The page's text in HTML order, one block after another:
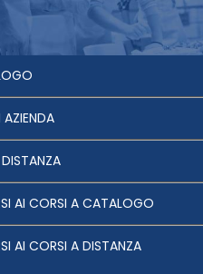
AI CORSI A CATALOGO
AI CORSI A DISTANZA